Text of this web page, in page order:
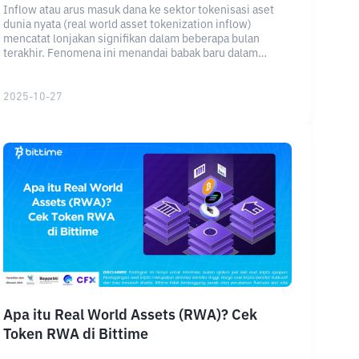
Inflow atau arus masuk dana ke sektor tokenisasi aset
dunia nyata (real world asset tokenization inflow)
mencatat lonjakan signifikan dalam beberapa bulan
terakhir. Fenomena ini menandai babak baru dalam
2025-10-27
Apa itu Real World Assets (RWA)? Cek
Token RWA di Bittime